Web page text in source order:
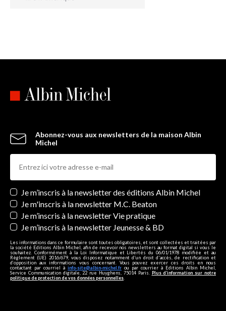
Abonnez-vous aux newsletters de la maison Albin
Michel
Newsletters
Je m’inscris à la newsletter des éditions Albin Michel
Je m'inscris à la newsletter M.C. Beaton
Je m’inscris à la newsletter Vie pratique
Je m’inscris à la newsletter Jeunesse & BD
Les informations dans ce formulaire sont toutes obligatoires, et sont collectées et traitées par
la société Editions Albin Michel, afin de recevoir nos newsletters au format digital si vous le
souhaitez. Conformément à la Loi Informatique et Libertés du 06/01/1978 modifiée et au
Règlement (UE) 2016/679, vous disposez notamment d'un droit d'accès, de rectification et
d’opposition aux informations vous concernant. Vous pouvez exercer ces droits en nous
contactant par courriel à info-site@albin-michel.fr ou par courrier à Editions Albin Michel,
Service Communication digitale, 22 rue Huyghens, 75014 Paris. Plus d’information sur notre
politique de protection de vos données personnelles